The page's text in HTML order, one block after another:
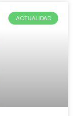
ACTUALIDAD